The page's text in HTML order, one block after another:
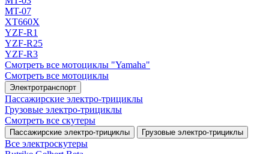
MT-07
XT660X
YZF-R1
YZF-R25
YZF-R3
Смотреть все мотоциклы "Yamaha"
Смотреть все мотоциклы
Электротранспорт
Пассажирские электро‑трициклы
Грузовые электро‑трициклы
Смотреть все скутеры
Пассажирские электро‑трициклы Грузовые электро‑трициклы
Все электро­скутеры